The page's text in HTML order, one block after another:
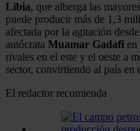
Libia, que alberga las
puede producir más de 1,3
afectada por la agitación
autócrata Muamar Gadafi
rivales en el este y el oeste a
sector, convirtiendo al país
El redactor recomienda